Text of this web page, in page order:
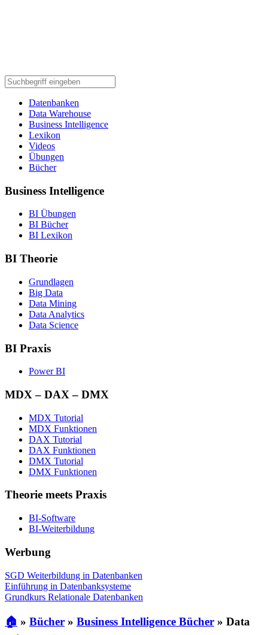
Datenbanken
Data Warehouse
Business Intelligence
Lexikon
Videos
Übungen
Bücher
Business Intelligence
BI Übungen
BI Bücher
BI Lexikon
BI Theorie
Grundlagen
Big Data
Data Mining
Data Analytics
Data Science
BI Praxis
Power BI
MDX – DAX – DMX
MDX Tutorial
MDX Funktionen
DAX Tutorial
DAX Funktionen
DMX Tutorial
DMX Funktionen
Theorie meets Praxis
BI-Software
BI-Weiterbildung
Werbung
SGD Weiterbildung in Datenbanken
Einführung in Datenbanksysteme
Grundkurs Relationale Datenbanken
🏠 » Bücher » Business Intelligence Bücher » Data